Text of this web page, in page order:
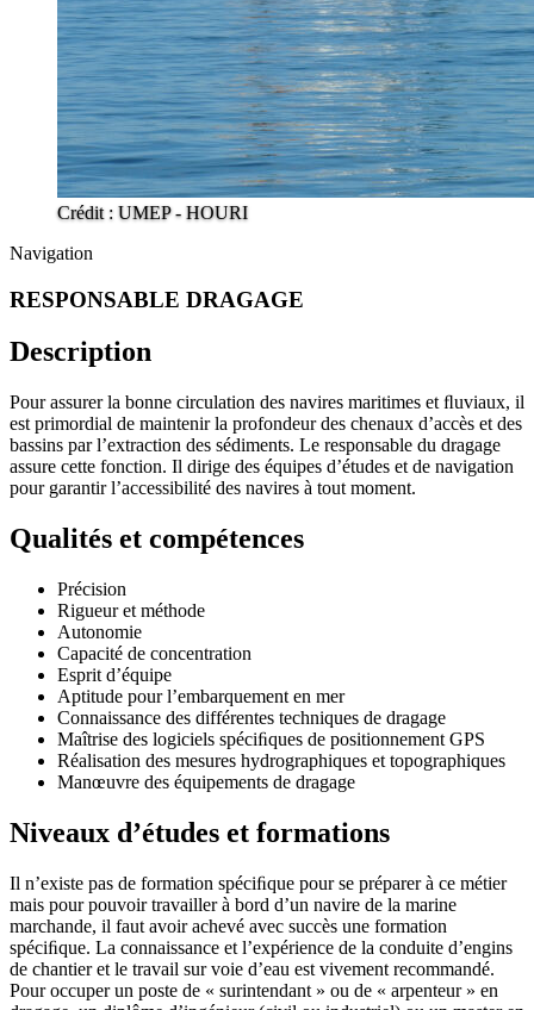
Crédit : UMEP - HOURI
Navigation
RESPONSABLE DRAGAGE
Description
Pour assurer la bonne circulation des navires maritimes et ﬂuviaux, il
est primordial de maintenir la profondeur des chenaux d’accès et des
bassins par l’extraction des sédiments. Le responsable du dragage
assure cette fonction. Il dirige des équipes d’études et de navigation
pour garantir l’accessibilité des navires à tout moment.
Qualités et compétences
Précision
Rigueur et méthode
Autonomie
Capacité de concentration
Esprit d’équipe
Aptitude pour l’embarquement en mer
Connaissance des différentes techniques de dragage
Maîtrise des logiciels spéciﬁques de positionnement GPS
Réalisation des mesures hydrographiques et topographiques
Manœuvre des équipements de dragage
Niveaux d’études et formations
Il n’existe pas de formation spéciﬁque pour se préparer à ce métier
mais pour pouvoir travailler à bord d’un navire de la marine
marchande, il faut avoir achevé avec succès une formation
spéciﬁque. La connaissance et l’expérience de la conduite d’engins
de chantier et le travail sur voie d’eau est vivement recommandé.
Pour occuper un poste de « surintendant » ou de « arpenteur » en